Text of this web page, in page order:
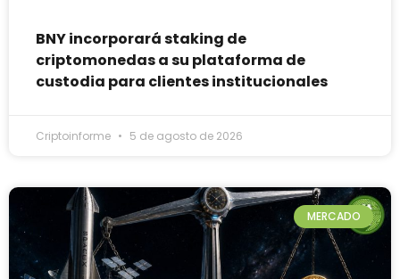
BNY incorporará staking de
criptomonedas a su plataforma de
custodia para clientes institucionales
Criptoinforme 5 de agosto de 2026
MERCADO